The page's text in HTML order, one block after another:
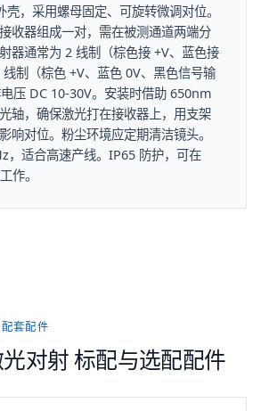
，采用螺母固定、可旋转微调对位。
收器组成一对，需在被测通道两端分
器通常为 2 线制（棕色接 +V、蓝色接
制（棕色 +V、蓝色 0V、黑色信号输
压 DC 10-30V。安装时借助 650nm
轴，确保激光打在接收器上，用支架
响对位。粉尘环境应定期清洁镜头。
，适合高速产线。IP65 防护，可在
作。
套配件
对射标配与选配配件